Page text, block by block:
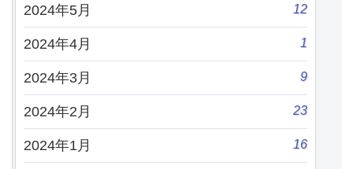
2024年5月 12
2024年4月 1
2024年3月 9
2024年2月 23
2024年1月 16